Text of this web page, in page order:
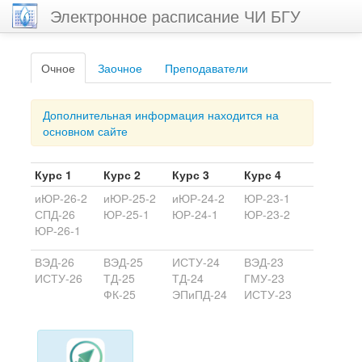
Электронное расписание ЧИ БГУ
Очное Заочное Преподаватели
Дополнительная информация находится на
основном сайте
Курс 1 Курс 2 Курс 3
Курс 4
иЮР-26-2
СПД-26
ЮР-26-1
иЮР-25-2
ЮР-25-1
иЮР-24-2
ЮР-24-1
ЮР-23-1
ЮР-23-2
ВЭД-26
ИСТУ-26
ВЭД-25
ТД-25
ФК-25
ИСТУ-24
ТД-24
ЭПиПД-24
ВЭД-23
ГМУ-23
ИСТУ-23